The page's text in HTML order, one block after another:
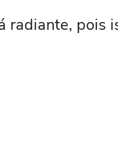
radiante, pois